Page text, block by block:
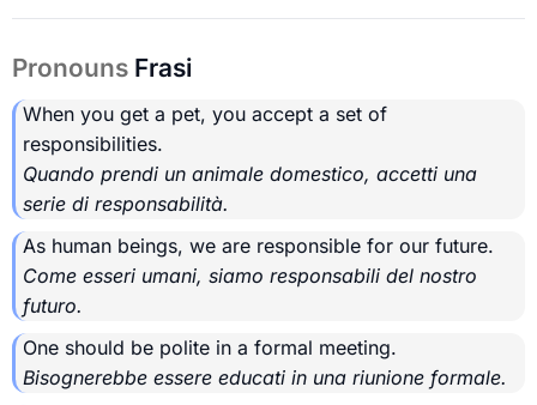
Pronouns Frasi
When you get a pet, you accept a set of
responsibilities.
Quando prendi un animale domestico, accetti una
serie di responsabilità.
As human beings, we are responsible for our future.
Come esseri umani, siamo responsabili del nostro
futuro.
One should be polite in a formal meeting.
Bisognerebbe essere educati in una riunione formale.